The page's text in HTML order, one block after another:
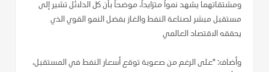
ومشتقاتهما يشهد نمواً متزايداً، موضحاً بأن كل الدلائل تشير إلى
مستقبل مبشر لصناعة النفط والغاز بفضل النمو القوي الذي
يحققه الاقتصاد العالمي
وأضاف: "على الرغم من صعوبة توقع أسعار النفط في المستقبل،